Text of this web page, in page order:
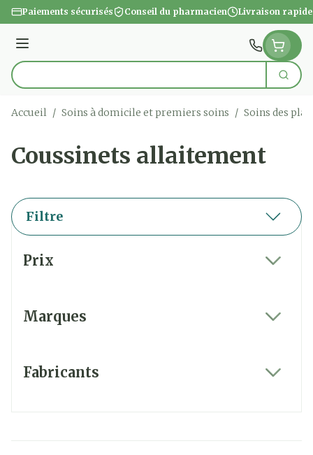
Aller au contenu
Paiements sécurisés Conseil du pharmacien Livraison rapide
Menu
Rechercher
Accueil / Soins à domicile et premiers soins / Soins des
Coussinets allaitement
Filtre
Prix
Marques
Fabricants